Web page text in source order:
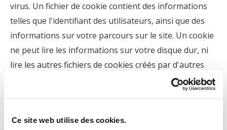
Ce site web utilise des cookies.
virus. Un fichier de cookie contient des informations
telles que l'identifiant des utilisateurs, ainsi que des
informations sur votre parcours sur le site. Un cookie
ne peut lire les informations sur votre disque dur, ni
lire les autres fichiers de cookies créés par d'autres
sites. Le site utilise les cookies pour obtenir des
informations sur le trafic généré par le site. Nous
vous faites des informations mises à votre disposition